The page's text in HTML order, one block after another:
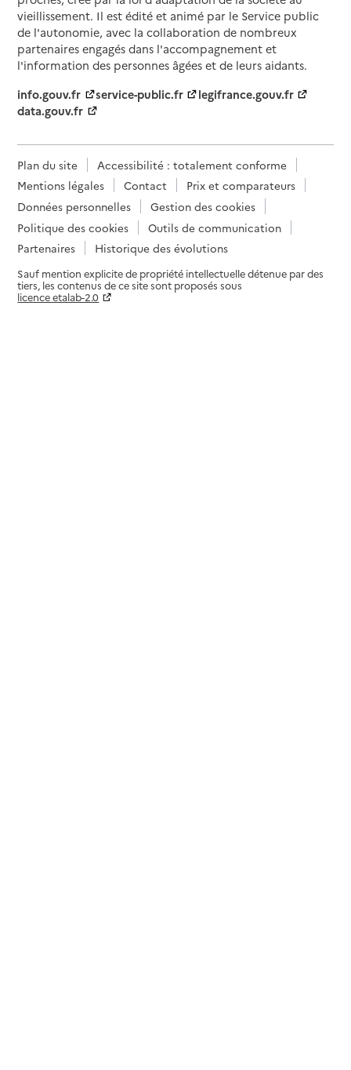
vieillissement. Il est édité et animé par le Service public
de l'autonomie, avec la collaboration de nombreux
partenaires engagés dans l'accompagnement et
l'information des personnes âgées et de leurs aidants.
info.gouv.fr
service-public.fr
legifrance.gouv.fr
data.gouv.fr
Plan du site
Accessibilité : totalement conforme
Mentions légales
Contact
Prix et comparateurs
Données personnelles
Gestion des cookies
Politique des cookies
Outils de communication
Partenaires
Historique des évolutions
Sauf mention explicite de propriété intellectuelle détenue par des
tiers, les contenus de ce site sont proposés sous
licence etalab-2.0